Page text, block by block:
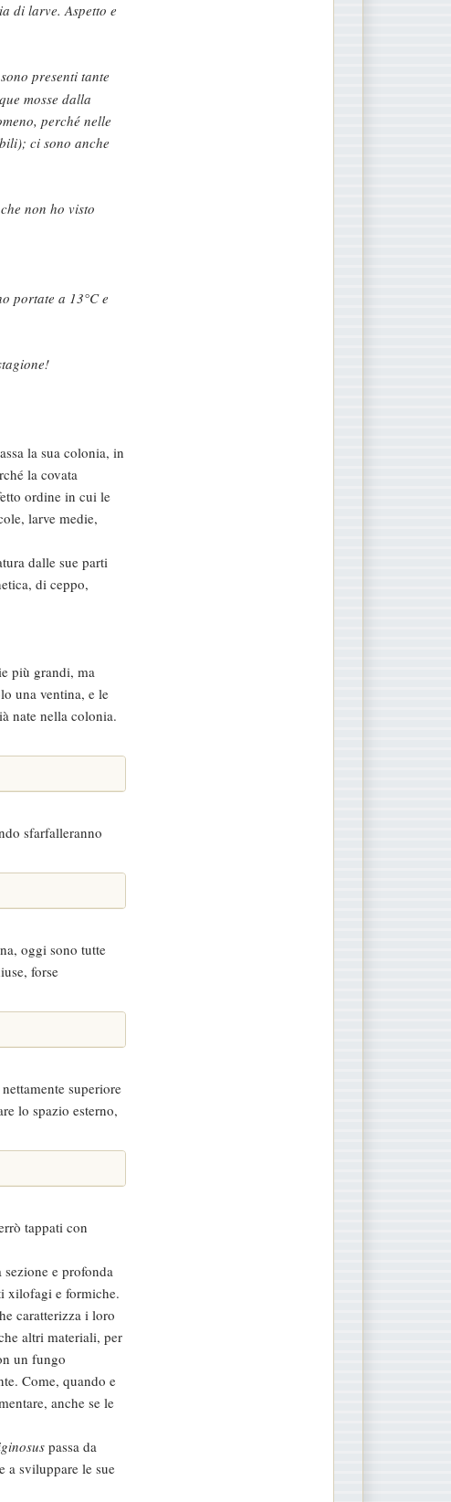
di larve. Aspetto e
presenti tante
mosse dalla
perché nelle
ci sono anche
non ho visto
portate a 13°C e
la sua colonia, in
la covata
ordine in cui le
larve medie,
dalle sue parti
di ceppo,
più grandi, ma
una ventina, e le
nate nella colonia.
sfarfalleranno
oggi sono tutte
forse
superiore
lo spazio esterno,
tappati con
e profonda
xilofagi e formiche.
caratterizza i loro
altri materiali, per
un fungo
Come, quando e
anche se le
passa da
a sviluppare le sue